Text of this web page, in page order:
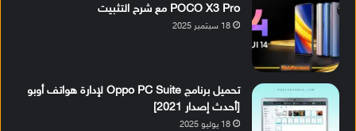
POCO X3 Pro مع شرح التثبيت
18 سبتمبر 2025
تحميل برنامج Oppo PC Suite لإدارة هواتف أوبو
[أحدث إصدار 2021]
18 يوليو 2025